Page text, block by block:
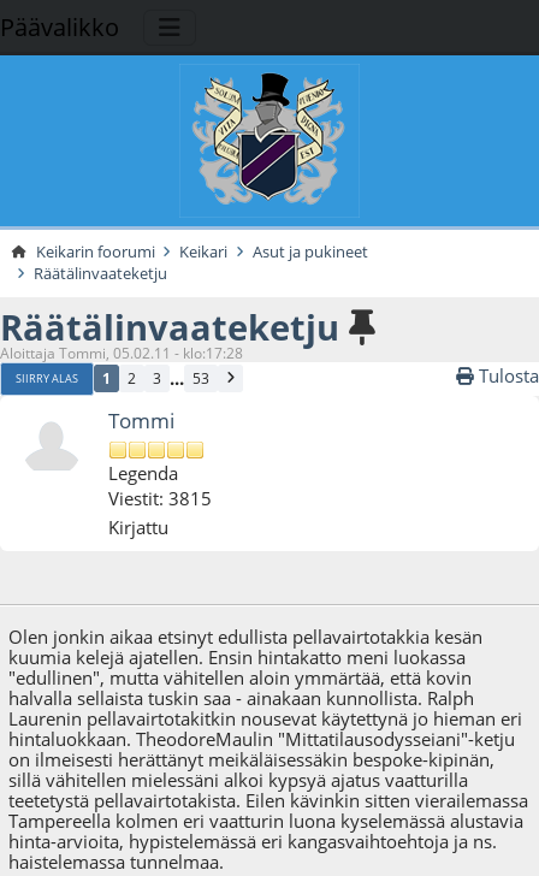
Päävalikko
Keikarin foorumi Keikari
Asut ja pukineet
Räätälinvaateketju
Räätälinvaateketju
Aloittaja Tommi, 05.02.11 - klo:17:28
SIIRRY ALAS 1 2 3 ... 53 Tulosta
Tommi
Legenda
Viestit: 3815
Kirjattu
Olen jonkin aikaa etsinyt edullista pellavairtotakkia kesän
kuumia kelejä ajatellen. Ensin hintakatto meni luokassa
"edullinen", mutta vähitellen aloin ymmärtää, että kovin
halvalla sellaista tuskin saa - ainakaan kunnollista. Ralph
Laurenin pellavairtotakitkin nousevat käytettynä jo hieman eri
hintaluokkaan. TheodoreMaulin "Mittatilausodysseiani"-ketju
on ilmeisesti herättänyt meikäläisessäkin bespoke-kipinän,
sillä vähitellen mielessäni alkoi kypsyä ajatus vaatturilla
teetetystä pellavairtotakista. Eilen kävinkin sitten vierailemassa
Tampereella kolmen eri vaatturin luona kyselemässä alustavia
hinta-arvioita, hypistelemässä eri kangasvaihtoehtoja ja ns.
haistelemassa tunnelmaa.